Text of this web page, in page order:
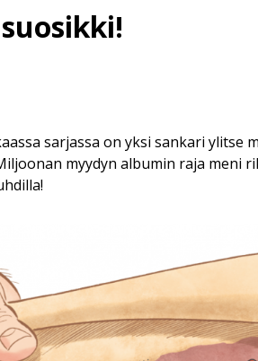
sarjassa on yksi sankari ylitse
myydyn albumin raja meni